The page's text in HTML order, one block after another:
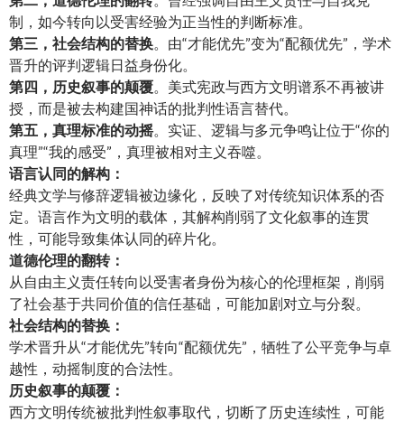
制，如今转向以受害经验为正当性的判断标准。
第三，社会结构的替换。由“才能优先”变为“配额优先”，学术
晋升的评判逻辑日益身份化。
第四，历史叙事的颠覆。美式宪政与西方文明谱系不再被讲
授，而是被去构建国神话的批判性语言替代。
第五，真理标准的动摇。实证、逻辑与多元争鸣让位于“你的
真理”“我的感受”，真理被相对主义吞噬。
语言认同的解构：
经典文学与修辞逻辑被边缘化，反映了对传统知识体系的否
定。语言作为文明的载体，其解构削弱了文化叙事的连贯
性，可能导致集体认同的碎片化。
道德伦理的翻转：
从自由主义责任转向以受害者身份为核心的伦理框架，削弱
了社会基于共同价值的信任基础，可能加剧对立与分裂。
社会结构的替换：
学术晋升从“才能优先”转向“配额优先”，牺牲了公平竞争与卓
越性，动摇制度的合法性。
历史叙事的颠覆：
西方文明传统被批判性叙事取代，切断了历史连续性，可能